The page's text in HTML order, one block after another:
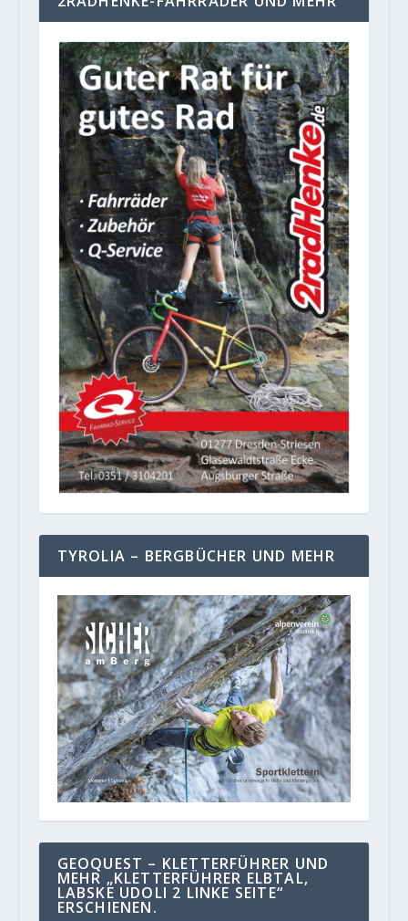
TYROLIA – BERGBÜCHER UND MEHR
GEOQUEST – KLETTERFÜHRER UND
MEHR „KLETTERFÜHRER ELBTAL,
LABSKE UDOLI 2 LINKE SEITE“
ERSCHIENEN.